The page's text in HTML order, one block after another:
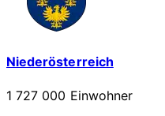
Niederösterreich
1 727 000 Einwohner